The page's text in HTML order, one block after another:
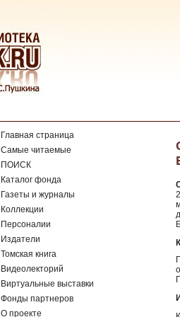
Главная страница
Самые читаемые
ПОИСК
Каталог фонда
Газеты и журналы
Коллекции
Персоналии
Издатели
Томская книга
Видеолекторий
Виртуальные выставки
Фонды партнеров
О проекте